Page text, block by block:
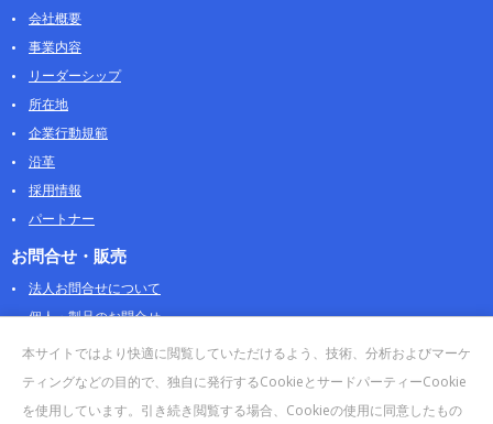
会社概要
事業内容
リーダーシップ
所在地
企業行動規範
沿革
採用情報
パートナー
お問合せ・販売
法人お問合せについて
個人・製品のお問合せ
AOSストア
クラウドデータカンパニー 法人向けガイド
販売終了・サポート終了製品
本サイトではより快適に閲覧していただけるよう、技術、分析およびマーケ
ティングなどの目的で、独自に発行するCookieとサードパーティーCookie
を使用しています。引き続き閲覧する場合、Cookieの使用に同意したもの